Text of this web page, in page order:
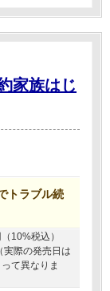
家族はじ
トラブル続
10%税込）
際の発売日は
て異なりま